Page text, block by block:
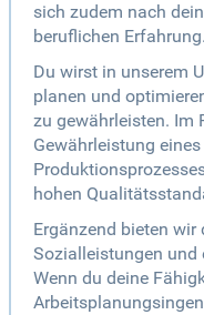
sich zudem nach
beruflichen Erfahrung.
Du wirst in unserem
planen und
zu gewährleisten. Im
Gewährleistung
hohen
Ergänzend bieten
Sozialleistungen und
Wenn du deine